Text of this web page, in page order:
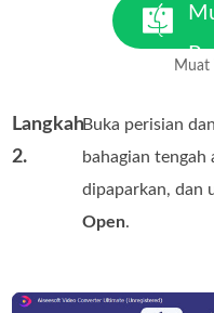
Muat
Langkah
2.
Buka perisian
bahagian
dipaparkan, dan
Open.